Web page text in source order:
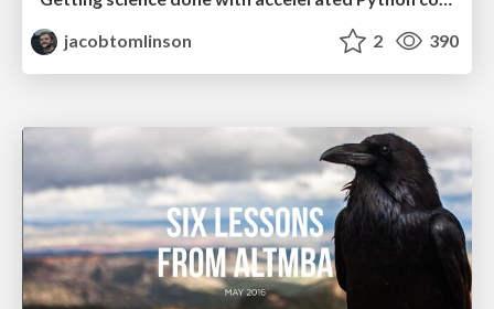
jacobtomlinson
2 390